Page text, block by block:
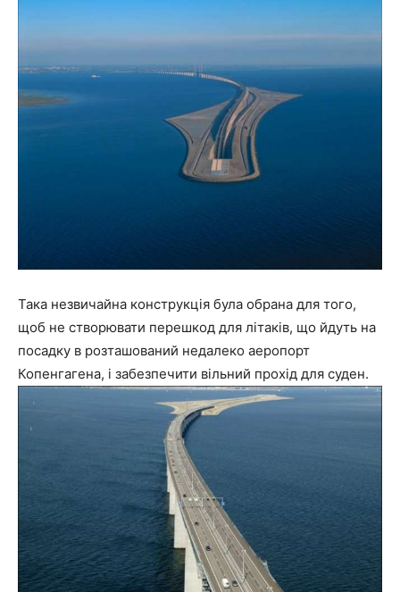
Така незвичайна конструкція була обрана для того,
щоб не створювати перешкод для літаків, що йдуть на
посадку в розташований недалеко аеропорт
Копенгагена, і забезпечити вільний прохід для суден.